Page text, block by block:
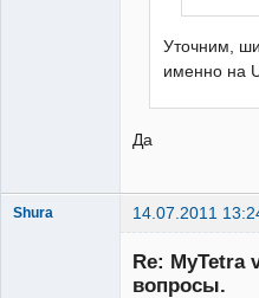
Уточним,
именно на
Да
Shura 14.07.2011
Re: MyTetra
вопросы.